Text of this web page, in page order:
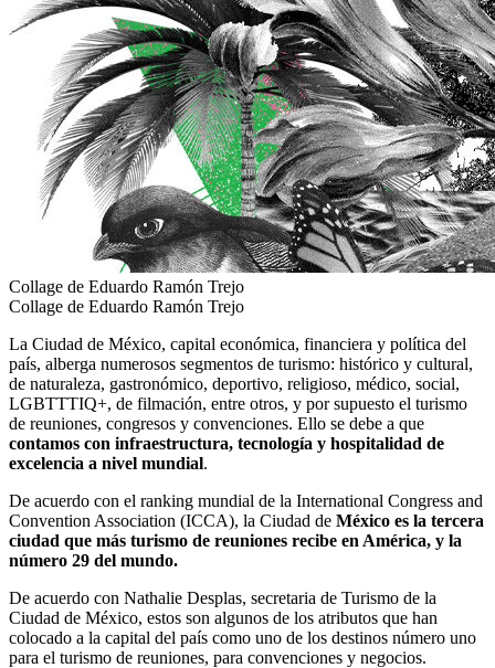
Collage de Eduardo Ramón Trejo
Collage de Eduardo Ramón Trejo
La Ciudad de México, capital económica, financiera y política del
país, alberga numerosos segmentos de turismo: histórico y cultural,
de naturaleza, gastronómico, deportivo, religioso, médico, social,
LGBTTTIQ+, de filmación, entre otros, y por supuesto el turismo
de reuniones, congresos y convenciones. Ello se debe a que
contamos con infraestructura, tecnología y hospitalidad de
excelencia a nivel mundial.
De acuerdo con el ranking mundial de la International Congress and
Convention Association (ICCA), la Ciudad de México es la tercera
ciudad que más turismo de reuniones recibe en América, y la
número 29 del mundo.
De acuerdo con Nathalie Desplas, secretaria de Turismo de la
Ciudad de México, estos son algunos de los atributos que han
colocado a la capital del país como uno de los destinos número uno
para el turismo de reuniones, para convenciones y negocios.